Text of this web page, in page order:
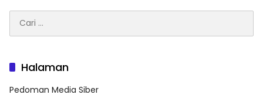
untuk:
Halaman
Pedoman Media Siber